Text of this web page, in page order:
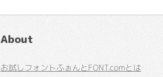
About
お試しフォントふぉんとFONT.comとは